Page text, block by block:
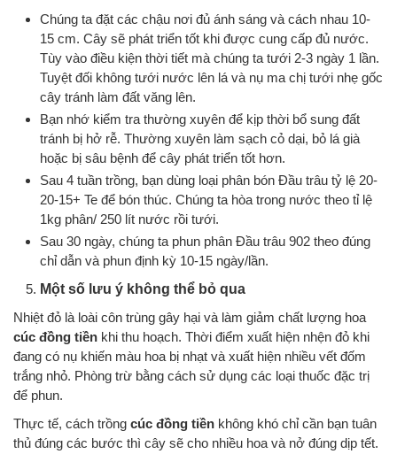
Chúng ta đặt các chậu nơi đủ ánh sáng và cách nhau 10-
15 cm. Cây sẽ phát triển tốt khi được cung cấp đủ nước.
Tùy vào điều kiện thời tiết mà chúng ta tưới 2-3 ngày 1 lần.
Tuyệt đối không tưới nước lên lá và nụ ma chị tưới nhẹ gốc
cây tránh làm đất văng lên.
Bạn nhớ kiểm tra thường xuyên để kịp thời bổ sung đất
tránh bị hở rễ. Thường xuyên làm sạch cỏ dại, bỏ lá già
hoặc bị sâu bệnh để cây phát triển tốt hơn.
Sau 4 tuần trồng, bạn dùng loại phân bón Đầu trâu tỷ lệ 20-
20-15+ Te để bón thúc. Chúng ta hòa trong nước theo tỉ lệ
1kg phân/ 250 lít nước rồi tưới.
Sau 30 ngày, chúng ta phun phân Đầu trâu 902 theo đúng
chỉ dẫn và phun định kỳ 10-15 ngày/lần.
Một số lưu ý không thể bỏ qua
Nhiệt đỏ là loài côn trùng gây hại và làm giảm chất lượng hoa
cúc đồng tiền khi thu hoạch. Thời điểm xuất hiện nhện đỏ khi
đang có nụ khiến màu hoa bị nhạt và xuất hiện nhiều vết đốm
trắng nhỏ. Phòng trừ bằng cách sử dụng các loại thuốc đặc trị
để phun.
Thực tế, cách trồng cúc đồng tiền không khó chỉ cần bạn tuân
thủ đúng các bước thì cây sẽ cho nhiều hoa và nở đúng dịp tết.